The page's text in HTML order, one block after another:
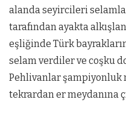
alanda seyircileri
tarafından ayakta
eşliğinde Türk
selam verdiler ve coşku
Pehlivanlar şampiyonluk
tekrardan er meydanına